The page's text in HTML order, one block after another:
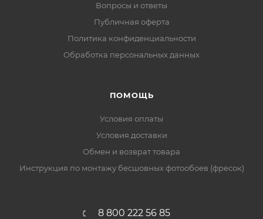
Вопросы и ответы
Публичная оферта
Политика конфиденциальности
Обработка персональных данных
ПОМОЩЬ
Условия оплаты
Условия доставки
Обмен и возврат товара
Инструкция по монтажу бесшовных фотообоев (фресок)
8 800 222 56 85